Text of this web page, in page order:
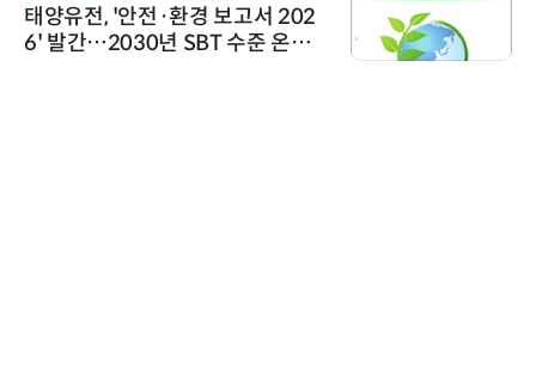
태양유전, '안전·환경 보고서 202
6' 발간…2030년 SBT 수준 온실